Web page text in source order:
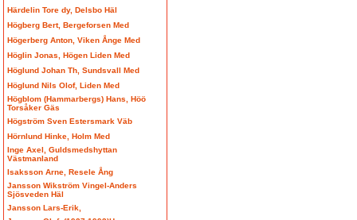
Härdelin Tore dy, Delsbo Häl
Högberg Bert, Bergeforsen Med
Högerberg Anton, Viken Ånge Med
Höglin Jonas, Högen Liden Med
Höglund Johan Th, Sundsvall Med
Höglund Nils Olof, Liden Med
Högblom (Hammarbergs) Hans, Höö
Torsåker Gäs
Högström Sven Estersmark Väb
Hörnlund Hinke, Holm Med
Inge Axel, Guldsmedshyttan
Västmanland
Isaksson Arne, Resele Ång
Jansson Wikström Vingel-Anders
Sjösveden Häl
Jansson Lars-Erik,